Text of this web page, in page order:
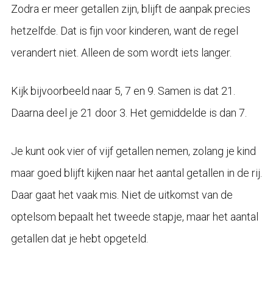
Zodra er meer getallen zijn, blijft de aanpak precies
hetzelfde. Dat is fijn voor kinderen, want de regel
verandert niet. Alleen de som wordt iets langer.
Kijk bijvoorbeeld naar 5, 7 en 9. Samen is dat 21.
Daarna deel je 21 door 3. Het gemiddelde is dan 7.
Je kunt ook vier of vijf getallen nemen, zolang je kind
maar goed blijft kijken naar het aantal getallen in de rij.
Daar gaat het vaak mis. Niet de uitkomst van de
optelsom bepaalt het tweede stapje, maar het aantal
getallen dat je hebt opgeteld.